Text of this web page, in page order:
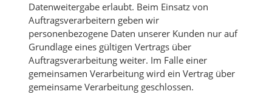
Datenweitergabe erlaubt. Beim Einsatz von
Auftragsverarbeitern geben wir
personenbezogene Daten unserer Kunden nur auf
Grundlage eines gültigen Vertrags über
Auftragsverarbeitung weiter. Im Falle einer
gemeinsamen Verarbeitung wird ein Vertrag über
gemeinsame Verarbeitung geschlossen.